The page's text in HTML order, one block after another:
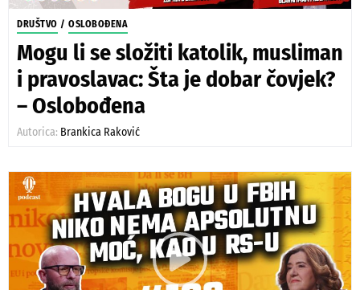
DRUŠTVO / OSLOBOĐENA
Mogu li se složiti katolik, musliman
i pravoslavac: Šta je dobar čovjek?
– Oslobođena
Autorica: Brankica Raković